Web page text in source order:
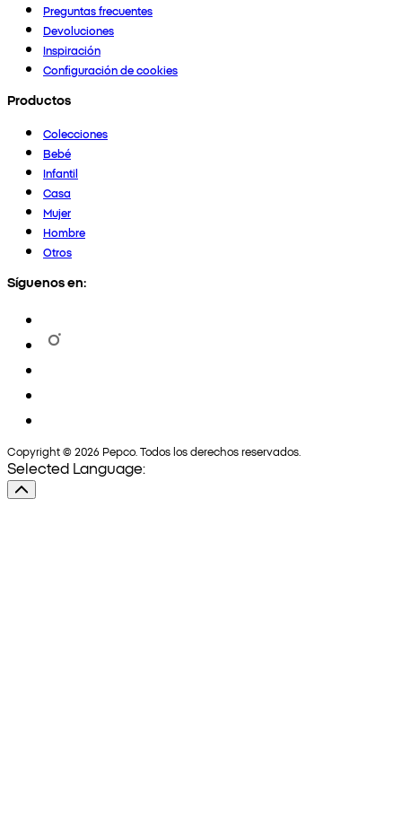
Preguntas frecuentes
Devoluciones
Inspiración
Configuración de cookies
Productos
Colecciones
Bebé
Infantil
Casa
Mujer
Hombre
Otros
Síguenos en:
Copyright © 2026 Pepco. Todos los derechos reservados.
Selected Language: